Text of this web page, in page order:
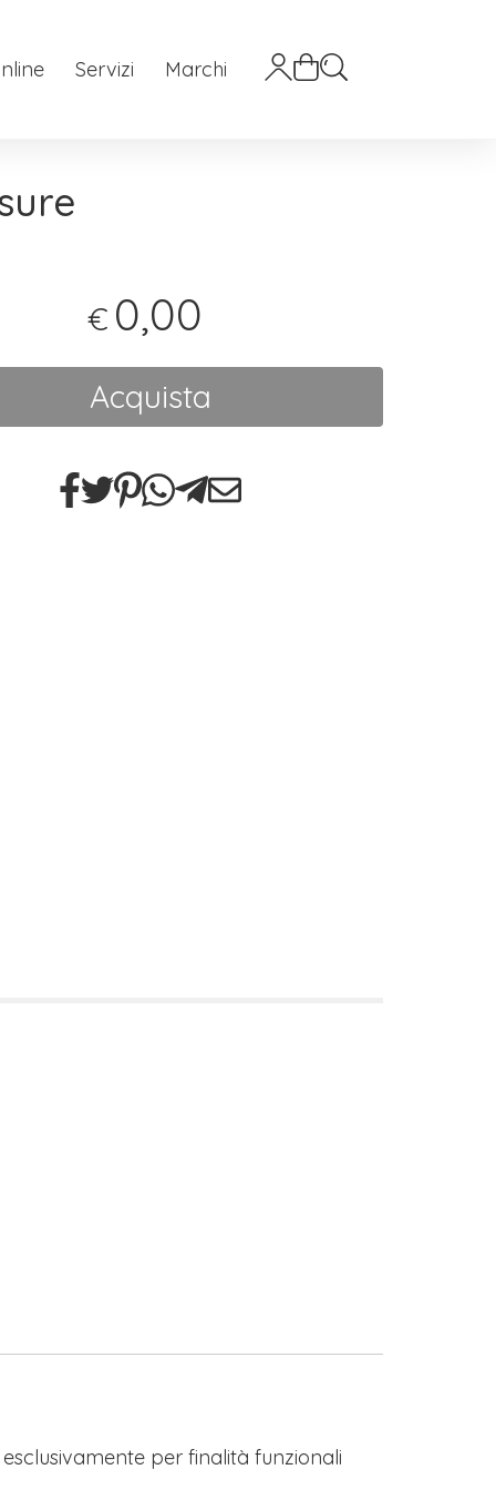
Servizi Marchi
€ 0,00
Acquista
per finalità funzionali